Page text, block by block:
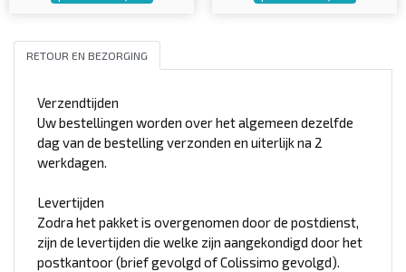
RETOUR EN BEZORGING
Verzendtijden
Uw bestellingen worden over het algemeen dezelfde
dag van de bestelling verzonden en uiterlijk na 2
werkdagen.
Levertijden
Zodra het pakket is overgenomen door de postdienst,
zijn de levertijden die welke zijn aangekondigd door het
postkantoor (brief gevolgd of Colissimo gevolgd).